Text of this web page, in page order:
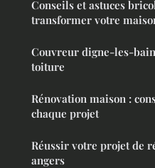
Conseils et astuces
transformer votre
Couvreur digne-les-
toiture
Rénovation maison :
chaque projet
Réussir votre projet de
angers